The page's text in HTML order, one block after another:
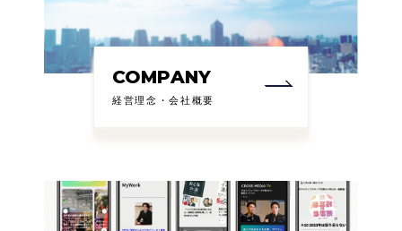
COMPANY
経営理念・会社概要